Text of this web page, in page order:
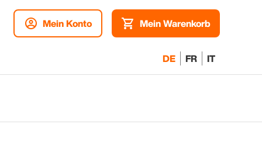
Mein Konto Mein Warenkorb
DE FR IT